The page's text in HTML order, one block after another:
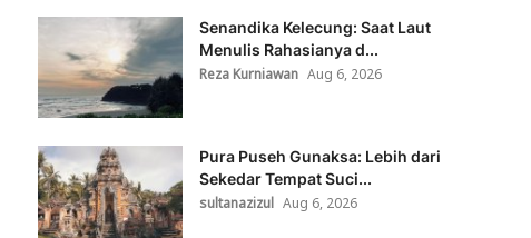
Senandika Kelecung: Saat Laut
Menulis Rahasianya d...
Reza Kurniawan Aug 6, 2026
Pura Puseh Gunaksa: Lebih dari
Sekedar Tempat Suci...
sultanazizul Aug 6, 2026